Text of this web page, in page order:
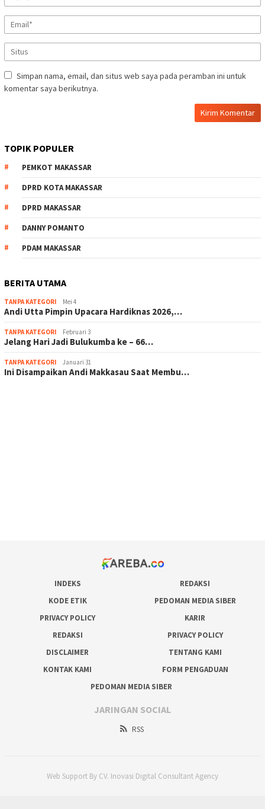
Simpan nama, email, dan situs web saya pada peramban ini untuk
komentar saya berikutnya.
TOPIK POPULER
PEMKOT MAKASSAR
DPRD KOTA MAKASSAR
DPRD MAKASSAR
DANNY POMANTO
PDAM MAKASSAR
BERITA UTAMA
TANPA KATEGORI Mei 4
Andi Utta Pimpin Upacara Hardiknas 2026,…
TANPA KATEGORI Februari 3
Jelang Hari Jadi Bulukumba ke – 66…
TANPA KATEGORI Januari 31
Ini Disampaikan Andi Makkasau Saat Membu…
INDEKS
REDAKSI
KODE ETIK
PEDOMAN MEDIA SIBER
PRIVACY POLICY
KARIR
REDAKSI
PRIVACY POLICY
DISCLAIMER
TENTANG KAMI
KONTAK KAMI
FORM PENGADUAN
PEDOMAN MEDIA SIBER
JARINGAN SOCIAL
RSS
Web Support By CV. Inovasi Digital Consultant Agency